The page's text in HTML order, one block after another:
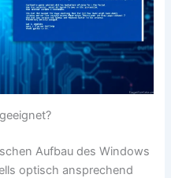
Aufbau des Windows
optisch ansprechend